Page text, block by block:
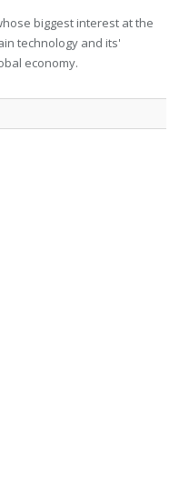
biggest interest at the
technology and its'
economy.